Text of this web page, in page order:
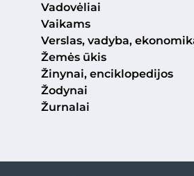
Vadovėliai
Vaikams
Verslas, vadyba,
Žemės ūkis
Žinynai, enciklopedijos
Žodynai
Žurnalai